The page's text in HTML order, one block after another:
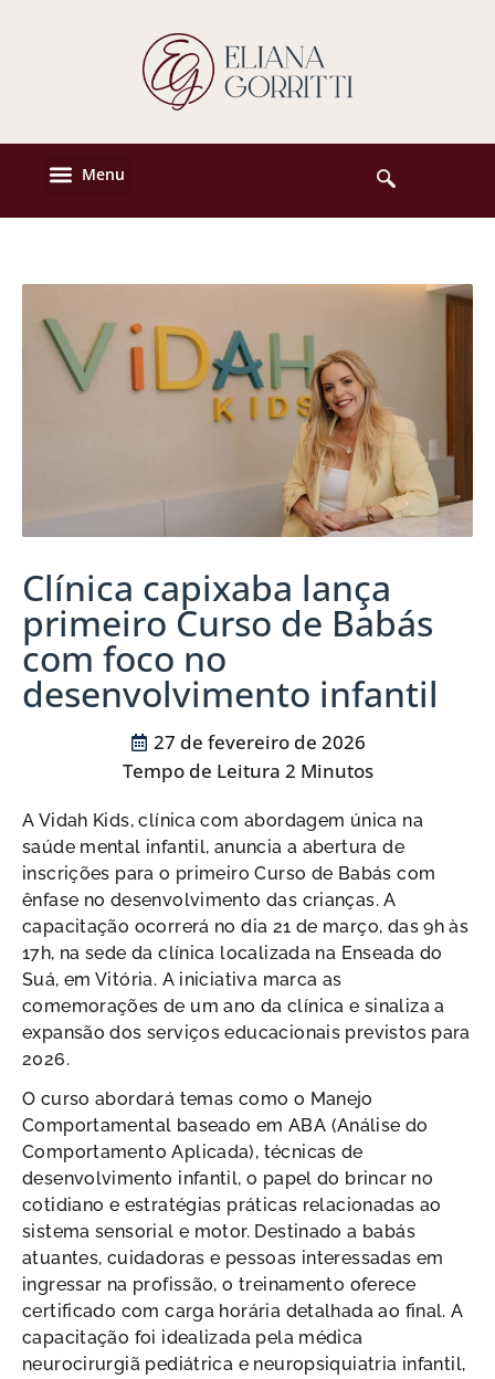
Clínica capixaba lança
primeiro Curso de Babás
com foco no
desenvolvimento infantil
27 de fevereiro de 2026
A Vidah Kids, clínica com abordagem única na
saúde mental infantil, anuncia a abertura de
inscrições para o primeiro Curso de Babás com
ênfase no desenvolvimento das crianças. A
capacitação ocorrerá no dia 21 de março, das 9h às
17h, na sede da clínica localizada na Enseada do
Suá, em Vitória. A iniciativa marca as
comemorações de um ano da clínica e sinaliza a
expansão dos serviços educacionais previstos para
2026.
O curso abordará temas como o Manejo
Comportamental baseado em ABA (Análise do
Comportamento Aplicada), técnicas de
desenvolvimento infantil, o papel do brincar no
cotidiano e estratégias práticas relacionadas ao
sistema sensorial e motor. Destinado a babás
atuantes, cuidadoras e pessoas interessadas em
ingressar na profissão, o treinamento oferece
certificado com carga horária detalhada ao final. A
capacitação foi idealizada pela médica
neurocirurgiã pediátrica e neuropsiquiatria infantil,